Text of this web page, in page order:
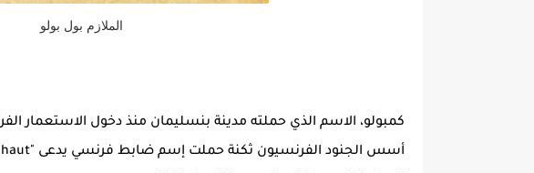
الملازم بول بولو